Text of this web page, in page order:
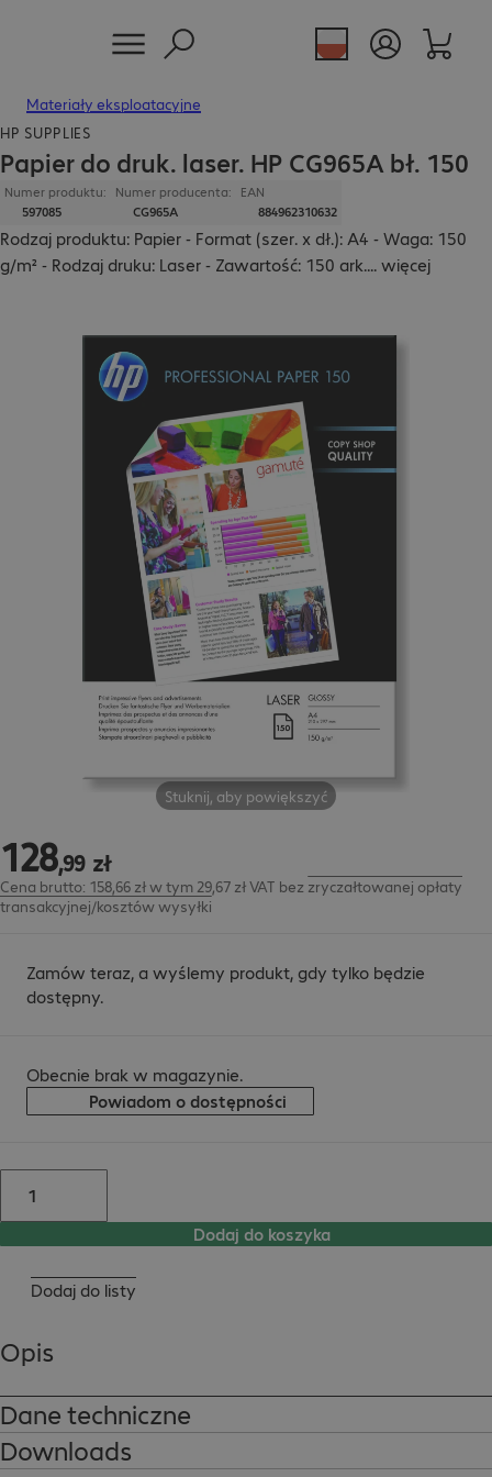
Materiały eksploatacyjne
Stuknij, aby powiększyć
HP SUPPLIES
Papier do druk. laser. HP CG965A bł. 150
Numer produktu:
597085
Numer producenta:
CG965A
EAN
884962310632
Rodzaj produktu: Papier - Format (szer. x dł.): A4 - Waga: 150
g/m² - Rodzaj druku: Laser - Zawartość: 150 ark....więcej
128,99 zł
128,99 zł
Cena brutto: 158,66 zł w tym 29,67 zł VAT bez zryczałtowanej opłaty
transakcyjnej/kosztów wysyłki
Zamów teraz, a wyślemy produkt, gdy tylko będzie
dostępny.
Obecnie brak w magazynie.
Powiadom o dostępności
Dodaj do koszyka
Dodaj do listy
Opis
Dane techniczne
Downloads